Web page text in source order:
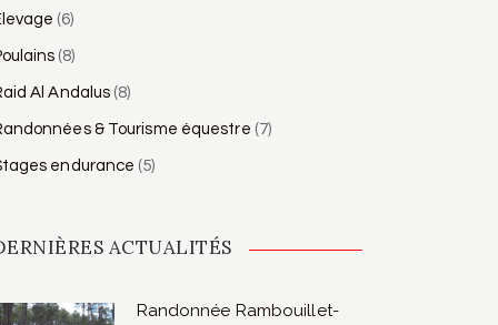
(6)
(8)
Al Andalus (8)
& Tourisme équestre (7)
endurance (5)
ACTUALITÉS
Randonnée Rambouillet-